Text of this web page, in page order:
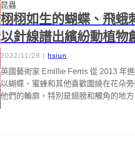
昆蟲
栩栩如生的蝴蝶、飛
以針線譜出繽紛動植物
2022/11/28 | hsiun
英國藝術家 Emillie Ferris 從 2013 年
以蝴蝶、蜜蜂和其他喜歡圍繞在花朵
他們的輪廓，特別是翅膀和觸角的地